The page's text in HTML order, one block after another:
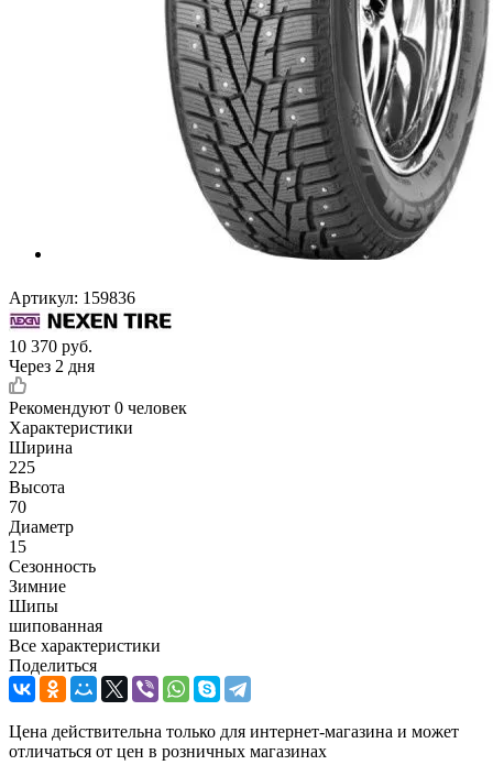
Артикул: 159836
10 370 руб.
Через 2 дня
Рекомендуют 0 человек
Характеристики
Ширина
225
Высота
70
Диаметр
15
Сезонность
Зимние
Шипы
шипованная
Все характеристики
Поделиться
Цена действительна только для интернет-магазина и может
отличаться от цен в розничных магазинах